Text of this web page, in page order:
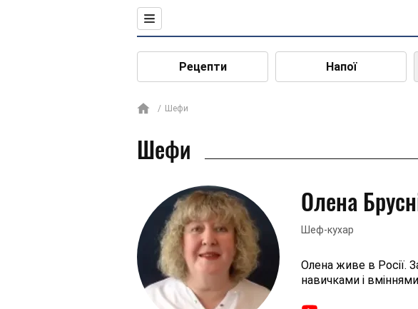
Рецепти Напої
Шефи
Шефи
Олена
Шеф-кухар
Олена живе в Росії.
навичками і